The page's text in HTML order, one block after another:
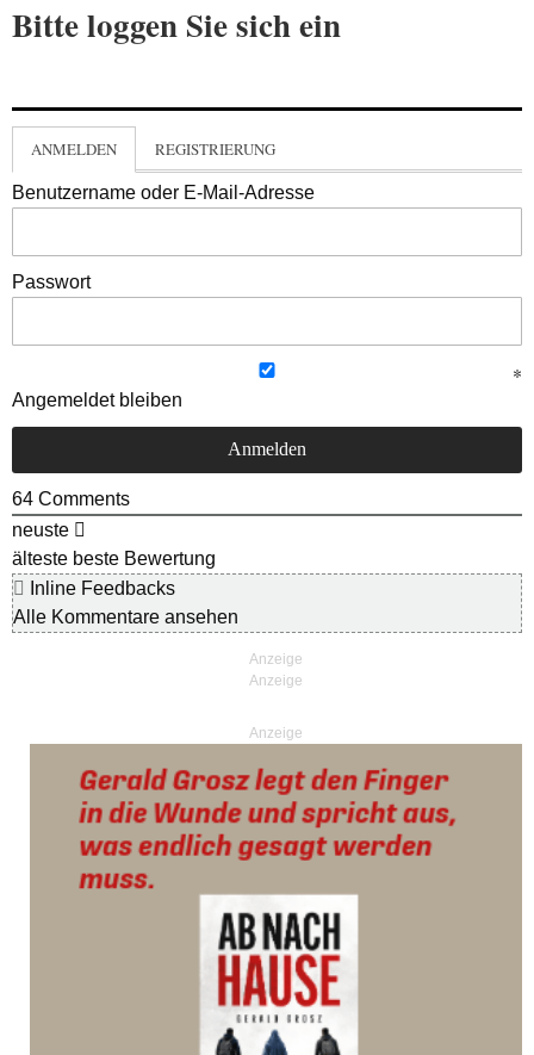
Bitte loggen Sie sich ein
ANMELDEN REGISTRIERUNG
Benutzername oder E-Mail-Adresse
Passwort
Angemeldet bleiben
64 Comments
neuste
älteste beste Bewertung
Inline Feedbacks
Alle Kommentare ansehen
Anzeige